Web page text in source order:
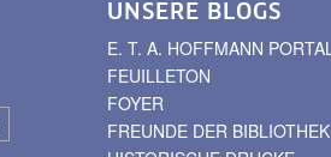
UNSERE BLOGS
E. T. A. HOFFMANN PORTAL
FEUILLETON
FOYER
FREUNDE DER BIBLIOTHEK